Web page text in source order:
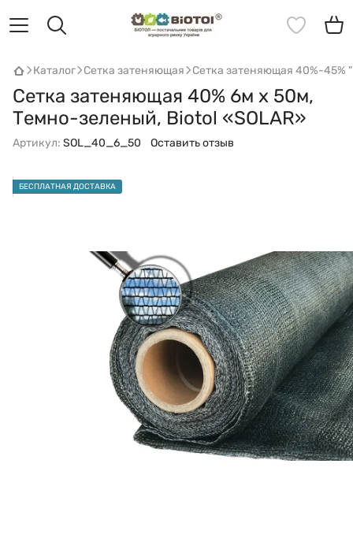
Каталог Сетка затеняющая Сетка затеняющая 40%-45%
Сетка затеняющая 40% 6м х 50м,
Темно-зеленый, Biotol «SOLAR»
Артикул: SOL_40_6_50 Оставить отзыв
БЕСПЛАТНАЯ ДОСТАВКА